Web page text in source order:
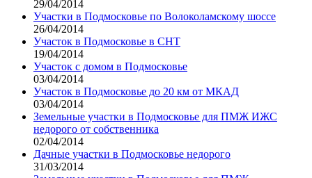
29/04/2014
Участки в Подмосковье по Волоколамскому шоссе
26/04/2014
Участок в Подмосковье в СНТ
19/04/2014
Участок с домом в Подмосковье
03/04/2014
Участок в Подмосковье до 20 км от МКАД
03/04/2014
Земельные участки в Подмосковье для ПМЖ ИЖС
недорого от собственника
02/04/2014
Дачные участки в Подмосковье недорого
31/03/2014